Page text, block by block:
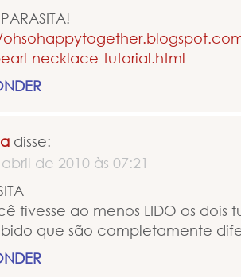
necklace-tutorial.html
disse:
de 2010 às 07:21
tivesse ao menos LIDO os dois
que são completamente